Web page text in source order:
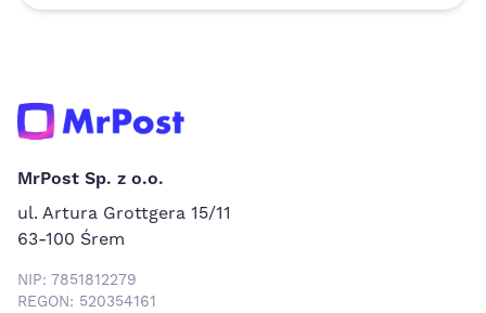
MrPost Sp. z o.o.
ul. Artura Grottgera 15/11
63-100 Śrem
NIP: 7851812279
REGON: 520354161